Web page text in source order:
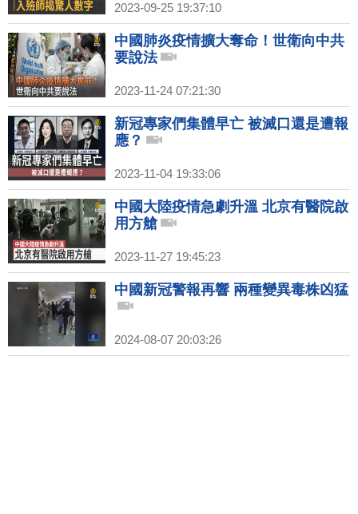
2023-09-25 19:37:10
中國肺炎疫情擴大奪命！世衛向中共
要說法
2023-11-24 07:21:30
新冠專家們集體早亡 被滅口還是遭報
應？
2023-11-04 19:33:06
中國大陸疫情急劇升溫 北京有醫院啟
用方艙
2023-11-27 19:45:23
中國新冠警報再響 兩種變異毒株凶猛
2024-08-07 20:03:26